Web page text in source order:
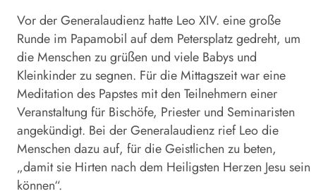
Vor der Generalaudienz hatte LeoXIV. eine große
Runde im Papamobil auf dem Petersplatz gedreht, um
die Menschen zu grüßen und viele Babys und
Kleinkinder zu segnen. Für die Mittagszeit war eine
Meditation des Papstes mit den Teilnehmern einer
Veranstaltung für Bischöfe, Priester und Seminaristen
angekündigt. Bei der Generalaudienz riefLeodie
Menschen dazu auf, für die Geistlichen zu beten,
„damit sie Hirten nach dem Heiligsten Herzen Jesu sein
können“.